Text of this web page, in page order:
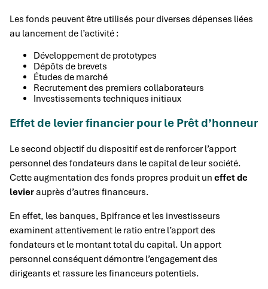
Les fonds peuvent être utilisés pour diverses dépenses liées
au lancement de l’activité :
Développement de prototypes
Dépôts de brevets
Études de marché
Recrutement des premiers collaborateurs
Investissements techniques initiaux
Effet de levier financier pour le Prêt d’honneur
Le second objectif du dispositif est de renforcer l’apport
personnel des fondateurs dans le capital de leur société.
Cette augmentation des fonds propres produit un effet de
levierauprès d’autres financeurs.
En effet, les banques, Bpifrance et les investisseurs
examinent attentivement le ratio entre l’apport des
fondateurs et le montant total du capital. Un apport
personnel conséquent démontre l’engagement des
dirigeants et rassure les financeurs potentiels.